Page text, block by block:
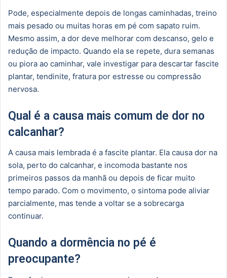
Pode, especialmente depois de longas caminhadas, treino
mais pesado ou muitas horas em pé com sapato ruim.
Mesmo assim, a dor deve melhorar com descanso, gelo e
redução de impacto. Quando ela se repete, dura semanas
ou piora ao caminhar, vale investigar para descartar fascite
plantar, tendinite, fratura por estresse ou compressão
nervosa.
Qual é a causa mais comum de dor no
calcanhar?
A causa mais lembrada é a fascite plantar. Ela causa dor na
sola, perto do calcanhar, e incomoda bastante nos
primeiros passos da manhã ou depois de ficar muito
tempo parado. Com o movimento, o sintoma pode aliviar
parcialmente, mas tende a voltar se a sobrecarga
continuar.
Quando a dormência no pé é
preocupante?